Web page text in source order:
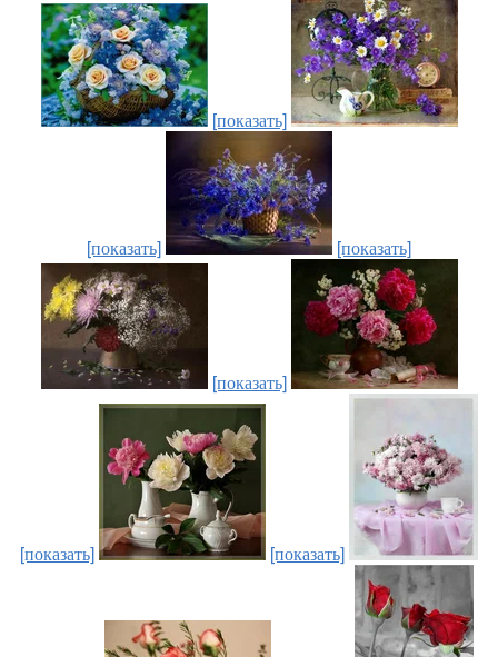
[показать]
[показать] [показать]
[показать]
[показать] [показать]